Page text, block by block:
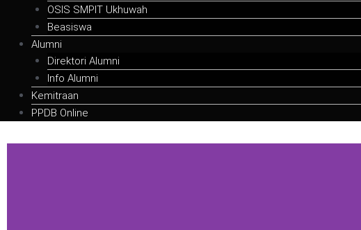
OSIS SMPIT Ukhuwah
Beasiswa
Alumni
Direktori Alumni
Info Alumni
Kemitraan
PPDB Online